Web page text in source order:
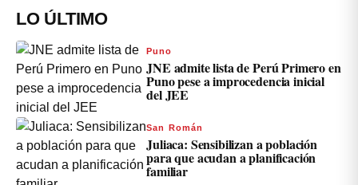
LO ÚLTIMO
Puno
JNE admite lista de Perú Primero en
Puno pese a improcedencia inicial
del JEE
San Román
Juliaca: Sensibilizan a población
para que acudan a planificación
familiar